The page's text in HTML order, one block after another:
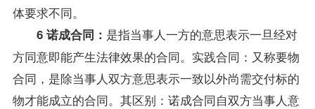
体要求不同。
6 诺成合同： 是指当事人一方的意思表示一旦经对
方同意即能产生法律效果的合同。实践合同：又称要物
合同，是除当事人双方意思表示一致以外尚需交付标的
物才能成立的合同。其区别：诺成合同自双方当事人意